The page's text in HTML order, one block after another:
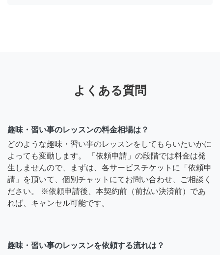
よくある質問
趣味・習い事のレッスンの料金相場は？
どのような趣味・習い事のレッスンをしてもらいたいかに
よっても変動します。 「依頼申請」の段階では料金は発
生しませんので、まずは、各サービスチケットに「依頼申
請」を頂いて、個別チャットにてお問い合わせ、ご相談く
ださい。 ※依頼申請後、本契約前（前払い決済前）であ
れば、キャンセル可能です。
趣味・習い事のレッスンを依頼する流れは？